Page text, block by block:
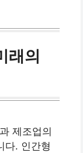
래의
과 제조업의
다. 인간형